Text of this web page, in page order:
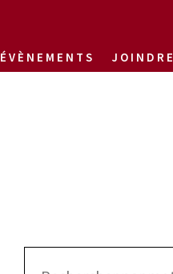
ÉVÈNEMENTS JOINDRE
Search